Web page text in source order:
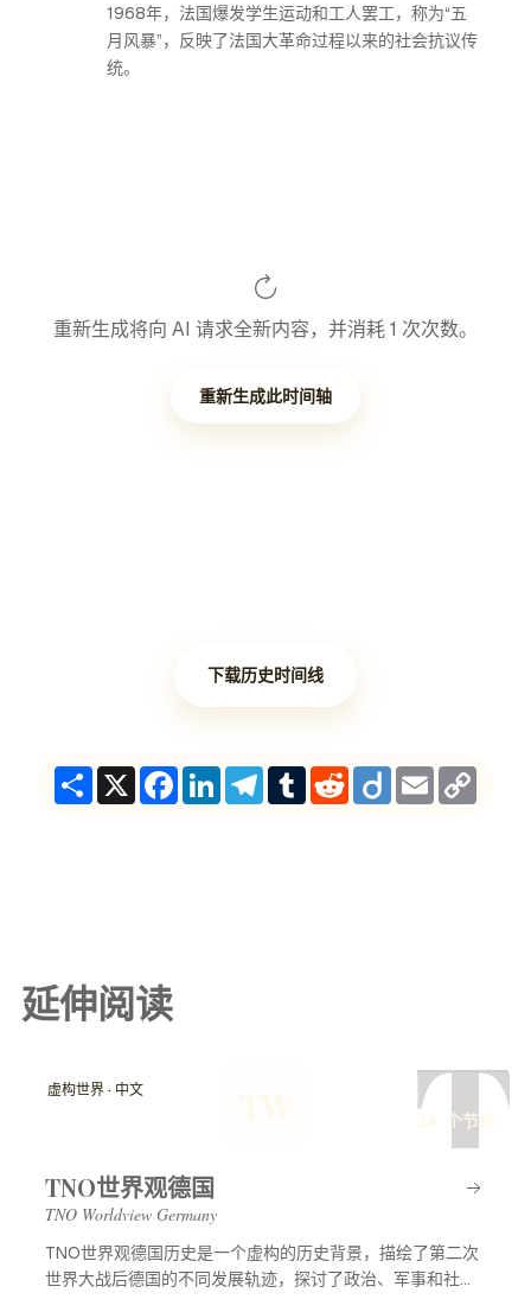
1968年，法国爆发学生运动和工人罢工，称为“五
月风暴”，反映了法国大革命过程以来的社会抗议传
统。
重新生成将向 AI 请求全新内容，并消耗 1 次次数。
重新生成此时间轴
下载历史时间线
ShareX Facebook
LinkedInTelegram
TumblrRedditDiigoEmail
延伸阅读
T
虚构世界 · 中文
14 个节点
TNO世界观德国
TNO Worldview Germany
TNO世界观德国历史是一个虚构的历史背景，描绘了第二次
世界大战后德国的不同发展轨迹，探讨了政治、军事和社会